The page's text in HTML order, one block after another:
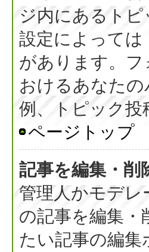
ジ内にあるト
設定によっては
があります。
おけるあなた
例、トピック投
ページトップ
記事を編集・削
管理人かモデレ
の記事を編集
たい記事の編